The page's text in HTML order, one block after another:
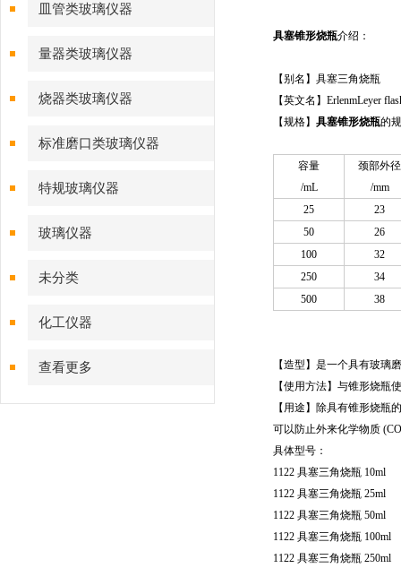
皿管类玻璃仪器
量器类玻璃仪器
烧器类玻璃仪器
标准磨口类玻璃仪器
特规玻璃仪器
玻璃仪器
未分类
化工仪器
查看更多
具塞锥形烧瓶介绍：
【别名】具塞三角烧瓶
【英文名】ErlenmLeyer
【规格】 具塞锥形烧瓶的
容量
/mL
颈部外径
/mm
25
23
50
26
100
32
250
34
500
38
【造型】 是一个具有玻璃
【使用方法】 与锥形烧瓶
【用途】 除具有锥形烧瓶
可以防止外来化学物质
具体型号：
1122 具塞三角烧瓶 10ml
1122 具塞三角烧瓶 25ml
1122 具塞三角烧瓶 50ml
1122 具塞三角烧瓶 100ml
1122 具塞三角烧瓶 250ml